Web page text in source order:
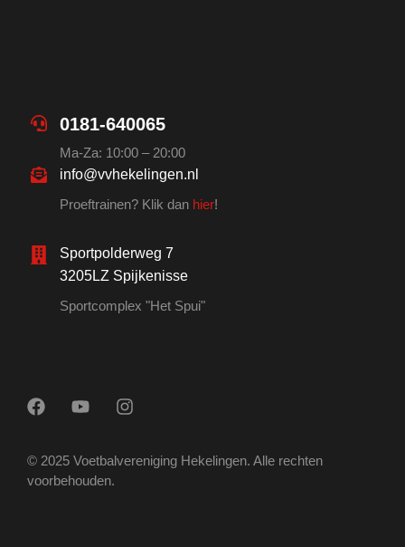
0181-640065
Ma-Za: 10:00 – 20:00
info@vvhekelingen.nl
Proeftrainen? Klik dan hier!
Sportpolderweg 7
3205LZ Spijkenisse
Sportcomplex "Het Spui"
© 2025 Voetbalvereniging Hekelingen. Alle rechten
voorbehouden.